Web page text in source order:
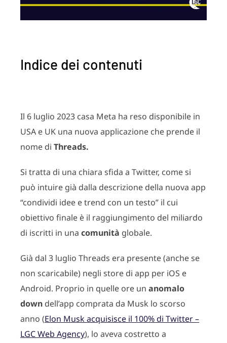
Indice dei contenuti
Il 6 luglio 2023 casa Meta ha reso disponibile in
USA e UK una nuova applicazione che prende il
nome di Threads.
Si tratta di una chiara sfida a Twitter, come si
può intuire già dalla descrizione della nuova app
“condividi idee e trend con un testo” il cui
obiettivo finale è il raggiungimento del miliardo
di iscritti in una comunità globale.
Già dal 3 luglio Threads era presente (anche se
non scaricabile) negli store di app per iOS e
Android. Proprio in quelle ore un anomalo
down dell’app comprata da Musk lo scorso
anno (Elon Musk acquisisce il 100% di Twitter –
LGC Web Agency), lo aveva costretto a